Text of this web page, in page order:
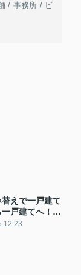
/ 事務所 / ビ
えで一戸建て
戸建てへ！売
や資金計画の